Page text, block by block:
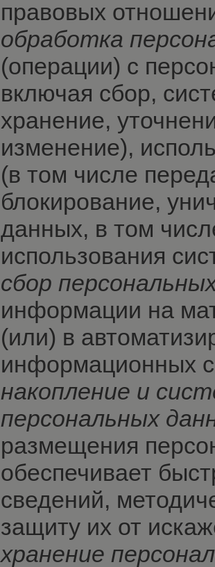
правовых
обработка
(операции) с
включая сбор,
хранение,
изменение),
(в том числе
блокирование,
данных, в том
использования
сбор
информации на
(или) в
информационных
накопление и
персональных
размещения
обеспечивает
сведений,
защиту их от
хранение